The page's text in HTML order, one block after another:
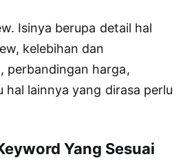
Isinya berupa detail hal
kelebihan dan
perbandingan harga,
hal lainnya yang dirasa perlu
Yang Sesuai